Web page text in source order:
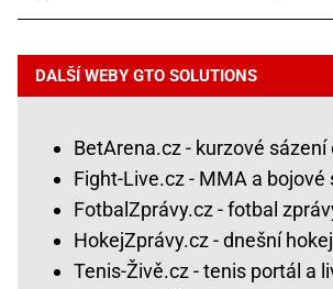
DALŠÍ WEBY GTO SOLUTIONS
BetArena.cz - kurzové sázení
Fight-Live.cz - MMA a bojové
FotbalZprávy.cz - fotbal
HokejZprávy.cz - dnešní
Tenis-Živě.cz - tenis portál a